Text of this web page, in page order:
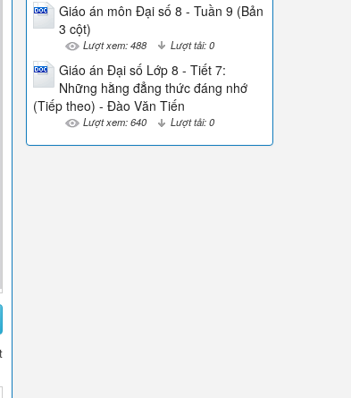
Giáo án môn Đại số 8 - Tuần 9 (Bản
3 cột)
Lượt xem: 488 Lượt tải: 0
Giáo án Đại số Lớp 8 - Tiết 7:
Những hằng đẳng thức đáng nhớ
(Tiếp theo) - Đào Văn Tiến
Lượt xem: 640 Lượt tải: 0